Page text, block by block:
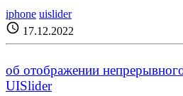
iphone uislider
schedule 17.12.2022
об отображении
UISlider